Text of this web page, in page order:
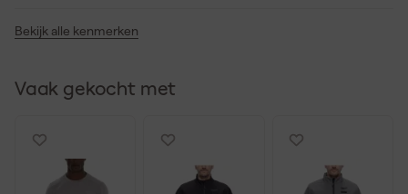
Bekijk alle kenmerken
Vaak gekocht met